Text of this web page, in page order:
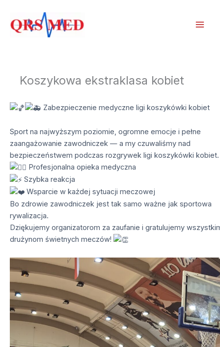
treści
Koszykowa ekstraklasa kobiet
Zabezpieczenie medyczne ligi koszykówki kobiet
Sport na najwyższym poziomie, ogromne emocje i pełne
zaangażowanie zawodniczek — a my czuwaliśmy nad
bezpieczeństwem podczas rozgrywek ligi koszykówki kobiet.
Profesjonalna opieka medyczna
Szybka reakcja
Wsparcie w każdej sytuacji meczowej
Bo zdrowie zawodniczek jest tak samo ważne jak sportowa
rywalizacja.
Dziękujemy organizatorom za zaufanie i gratulujemy
drużynom świetnych meczów!